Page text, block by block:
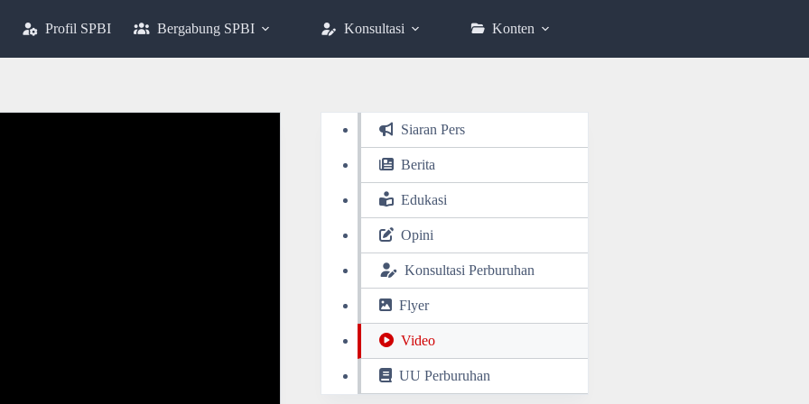
Profil SPBI Bergabung SPBI Konsultasi Konten
Siaran Pers
Berita
Edukasi
Opini
Konsultasi Perburuhan
Flyer
Video
UU Perburuhan